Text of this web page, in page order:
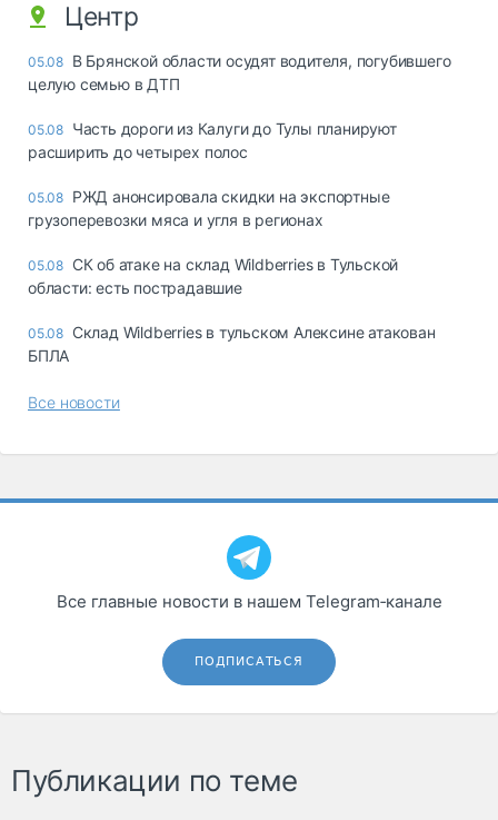
Центр
05.08 В Брянской области осудят водителя, погубившего
целую семью в ДТП
05.08 Часть дороги из Калуги до Тулы планируют
расширить до четырех полос
05.08 РЖД анонсировала скидки на экспортные
грузоперевозки мяса и угля в регионах
05.08 СК об атаке на склад Wildberries в Тульской
области: есть пострадавшие
05.08 Склад Wildberries в тульском Алексине атакован
БПЛА
Все новости
Все главные новости в нашем Telegram‑канале
ПОДПИСАТЬСЯ
Публикации по теме